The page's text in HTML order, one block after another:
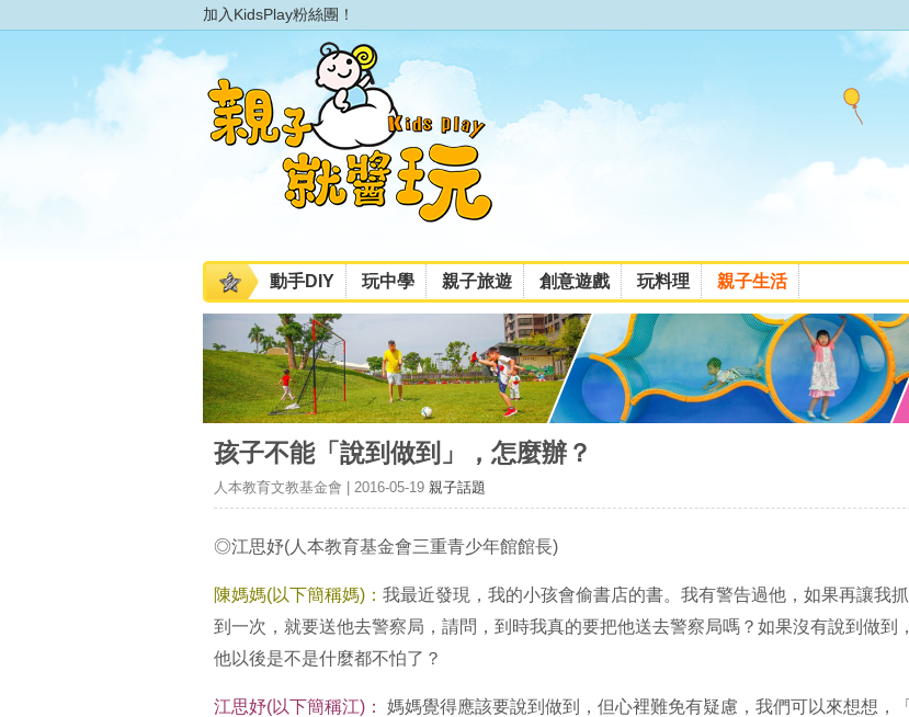
加入KidsPlay粉絲團！
動手DIY 玩中學 親子旅遊 創意遊戲 玩料理 親子生活
孩子不能「說到做到」，怎麼辦？
人本教育文教基金會 | 2016-05-19 親子話題
◎江思妤( 人本教育基金會三重青少年館館長)
陳媽媽(以下簡稱媽) ： 我最近發現，我的小孩會偷書店的書。我有警告過他，如果再讓我抓
到一次，就要送他去警察局，請問，到時我真的要把他送去警察局嗎？如果沒有說到做到，
他以後是不是什麼都不怕了？
江思妤(以下簡稱江) ：
媽媽覺得應該要說到做到，但心裡難免有疑慮，我們可以來想想，「